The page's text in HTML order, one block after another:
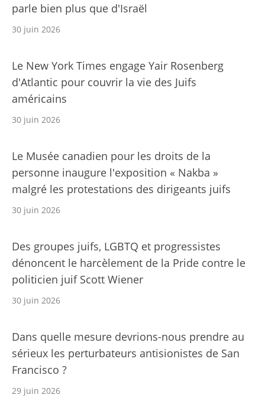
parle bien plus que d'Israël
30 juin 2026
Le New York Times engage Yair Rosenberg
d'Atlantic pour couvrir la vie des Juifs
américains
30 juin 2026
Le Musée canadien pour les droits de la
personne inaugure l'exposition « Nakba »
malgré les protestations des dirigeants juifs
30 juin 2026
Des groupes juifs, LGBTQ et progressistes
dénoncent le harcèlement de la Pride contre le
politicien juif Scott Wiener
30 juin 2026
Dans quelle mesure devrions-nous prendre au
sérieux les perturbateurs antisionistes de San
Francisco ?
29 juin 2026